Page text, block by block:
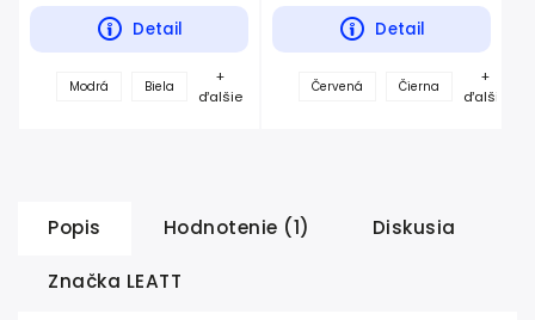
Detail
pracovný deň.
Modrá Biela
+
ďalšie
Detail
pracovný deň.
Červená Čierna
+
ďalšie
Popis Hodnotenie (1) Diskusia
Značka LEATT